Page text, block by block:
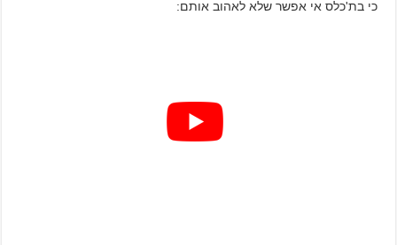
כי בת'כלס אי אפשר שלא לאהוב אותם: